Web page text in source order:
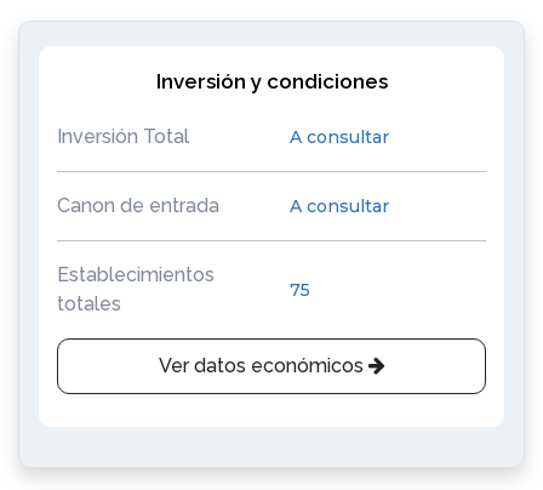
Inversión y condiciones
Inversión Total A consultar
Canon de entrada A consultar
Establecimientos
totales
75
Ver datos económicos